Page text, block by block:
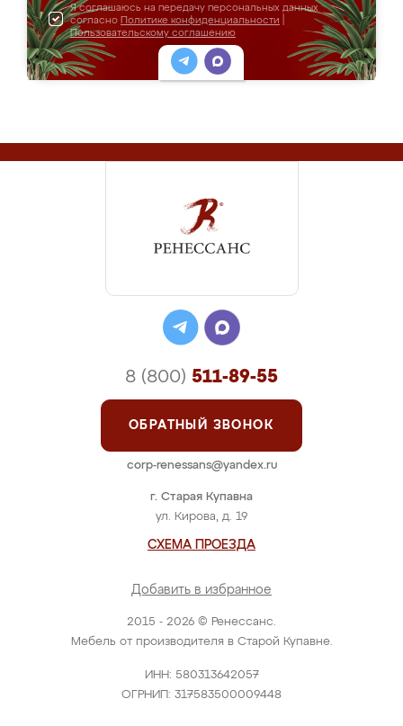
Я соглашаюсь на передачу персональных данных
согласно Политике конфиденциальности
Пользовательскому соглашению
2015 - 2026 © Ренессанс.
Мебель от производителя в Старой Купавне.
ИНН: 580313642057
ОГРНИП: 317583500009448
г. Старая Купавна
ул. Кирова, д. 19
СХЕМА ПРОЕЗДА
Добавить в избранное
8 (800) 511-89-55
ОБРАТНЫЙ ЗВОНОК
corp-renessans@yandex.ru